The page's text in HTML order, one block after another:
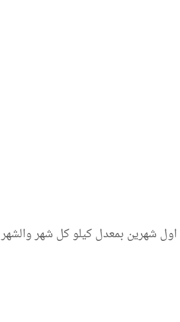
شهرين بمعدل كيلو كل شهر والشهر